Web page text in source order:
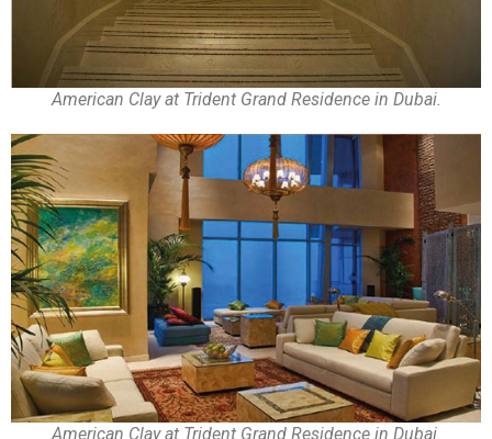
American Clay at Trident Grand Residence in Dubai.
American Clay at Trident Grand Residence in Dubai.